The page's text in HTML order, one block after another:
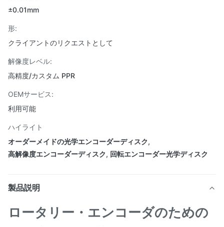
±0.01mm
形:
クライアントのリクエストとして
解像度レベル:
高精度/カスタム PPR
OEMサービス:
利用可能
ハイライト
オーダーメイドの光学エンコーダーディスク,
高解像度エンコーダーディスク, 回転エンコーダー光学ディスク
製品説明
ロータリー・エンコーダのための